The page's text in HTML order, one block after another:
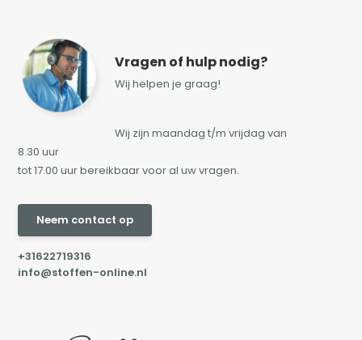
Vragen of hulp nodig?
Wij helpen je graag!
Wij zijn maandag t/m vrijdag van
8.30 uur
tot 17.00 uur bereikbaar voor al uw vragen.
Neem contact op
+31622719316
info@stoffen-online.nl